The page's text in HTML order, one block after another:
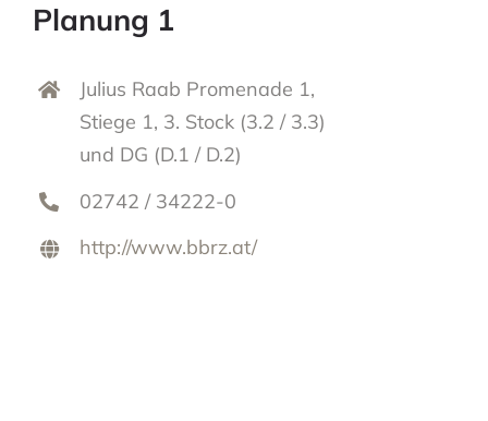
Planung 1
Julius Raab Promenade 1,
Stiege 1, 3. Stock (3.2 / 3.3)
und DG (D.1 / D.2)
02742 / 34222-0
http://www.bbrz.at/